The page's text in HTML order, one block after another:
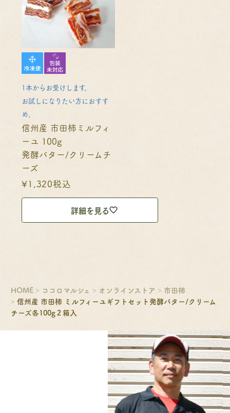
1本からお受けします。
お試しになりたい方におすす
め。
信州産 市田柿ミルフィ
ーユ 100g
発酵バター/クリームチ
ーズ
¥1,320税込
詳細を見る
HOME ココロマルシェ オンラインストア
市田柿
信州産 市田柿 ミルフィーユギフトセット発酵バター/クリーム
チーズ各100g２箱入